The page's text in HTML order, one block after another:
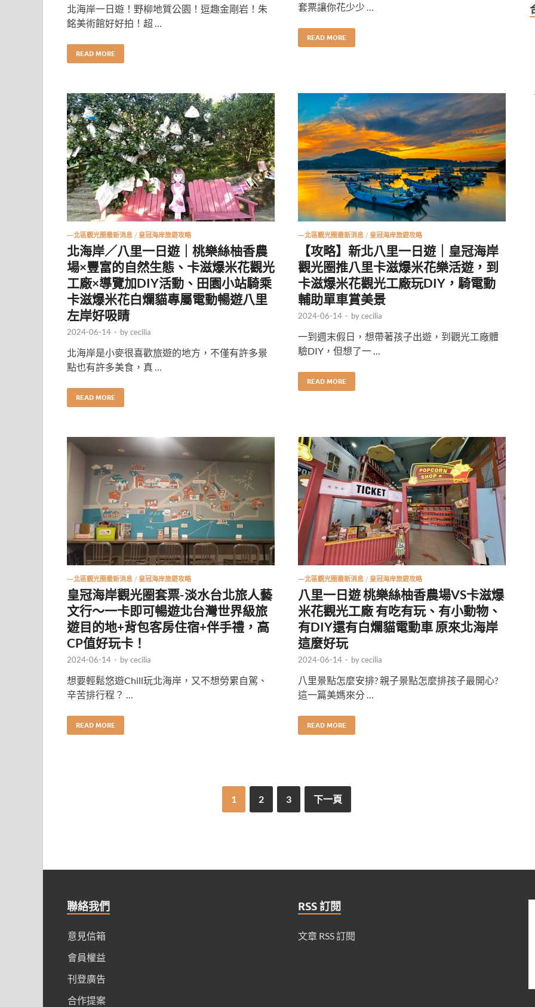
北海岸一日遊！野柳地質公園！逗趣金剛岩！朱
銘美術館好好拍！超 …
READ MORE
套票讓你花少少 …
READ MORE
—北區觀光圈最新消息 / 皇冠海岸旅遊攻略
北海岸／八里一日遊｜桃樂絲柚香農
場×豐富的自然生態、卡滋爆米花觀光
工廠×導覽加DIY活動、田園小站騎乘
卡滋爆米花白爛貓專屬電動暢遊八里
左岸好吸睛
2024-06-14 - bycecilia
北海岸是小麥很喜歡旅遊的地方，不僅有許多景
點也有許多美食，真 …
READ MORE
—北區觀光圈最新消息 / 皇冠海岸旅遊攻略
【攻略】新北八里一日遊｜皇冠海岸
觀光圈推八里卡滋爆米花樂活遊，到
卡滋爆米花觀光工廠玩DIY，騎電動
輔助單車賞美景
2024-06-14 - bycecilia
一到週末假日，想帶著孩子出遊，到觀光工廠體
驗DIY，但想了一 …
READ MORE
—北區觀光圈最新消息 / 皇冠海岸旅遊攻略
皇冠海岸觀光圈套票-淡水台北旅人藝
文行〜一卡即可暢遊北台灣世界級旅
遊目的地+背包客房住宿+伴手禮，高
CP值好玩卡！
2024-06-14 - bycecilia
想要輕鬆悠遊Chill玩北海岸，又不想勞累自駕、
辛苦排行程？ …
READ MORE
—北區觀光圈最新消息 / 皇冠海岸旅遊攻略
八里一日遊 桃樂絲柚香農場VS卡滋爆
米花觀光工廠 有吃有玩、有小動物、
有DIY還有白爛貓電動車 原來北海岸
這麼好玩
2024-06-14 - bycecilia
八里景點怎麼安排? 親子景點怎麼排孩子最開心?
這一篇美媽來分 …
READ MORE
1 2 3 下一頁
聯絡我們
意見信箱
會員權益
刊登廣告
合作提案
RSS 訂閱
文章 RSS 訂閱